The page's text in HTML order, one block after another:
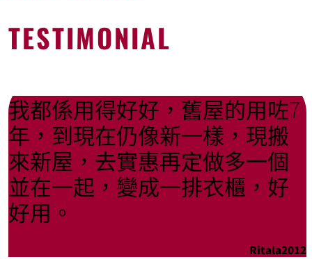
TESTIMONIAL
我都係用得好好，舊屋的用咗7
年，到現在仍像新一樣，現搬
來新屋，去實惠再定做多一個
並在一起，變成一排衣櫃，好
好用。
Ritala2012